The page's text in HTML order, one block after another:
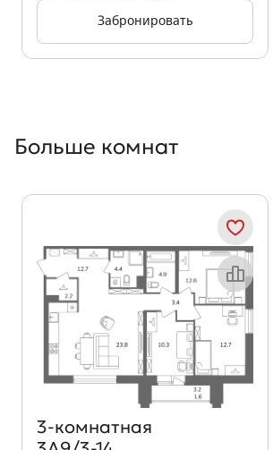
Забронировать
Больше комнат
Объект месяца
3‑комнатная